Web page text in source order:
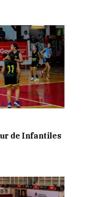
de Infantiles